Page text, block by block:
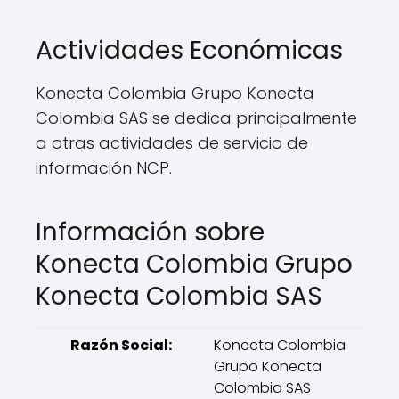
Actividades Económicas
Konecta Colombia Grupo Konecta
Colombia SAS se dedica principalmente
a otras actividades de servicio de
información NCP.
Información sobre
Konecta Colombia Grupo
Konecta Colombia SAS
Razón Social:
Konecta Colombia
Grupo Konecta
Colombia SAS